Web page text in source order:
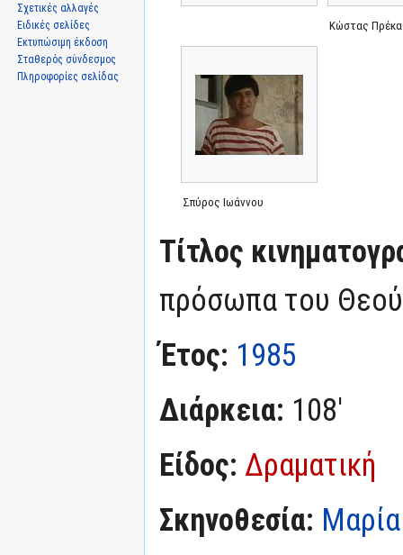
Κώστας
Σπύρος Ιωάννου
Τίτλος
πρόσωπα του
Έτος: 1985
Διάρκεια: 108'
Είδος: Δραματική
Σκηνοθεσία:
Σχετικές αλλαγές
Ειδικές σελίδες
Εκτυπώσιμη έκδοση
Σταθερός σύνδεσμος
Πληροφορίες σελίδας